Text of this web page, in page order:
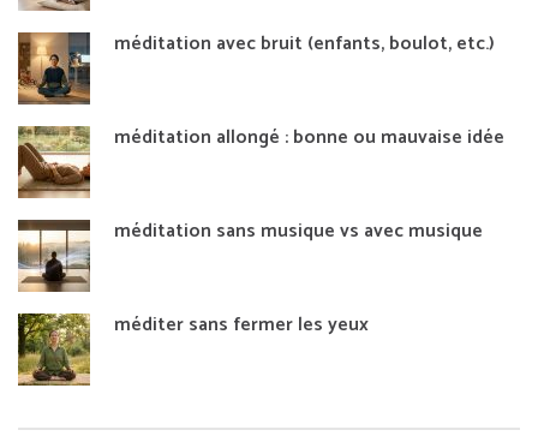
méditation avec bruit (enfants, boulot, etc.)
méditation allongé : bonne ou mauvaise idée
méditation sans musique vs avec musique
méditer sans fermer les yeux